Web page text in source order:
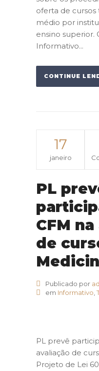
oferta de
médio por
ensino superior.
Informativo...
CONTINUE
17
janeiro
PL
CFM
de
Publicado por
em Informativo
PL prevê
avaliação de
Projeto de Lei